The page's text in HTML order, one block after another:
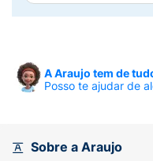
abundantemente
Control Creme
PRO AR Calm
o produto longe do
A Araujo tem de
Posso te ajudar de
Sobre a Araujo